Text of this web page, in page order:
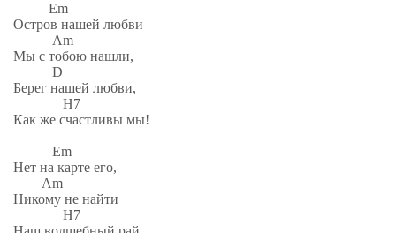
Em
Остров нашей любви
Am
Мы с тобою нашли,
D
Берег нашей любви,
H7
Как же счастливы мы!
Em
Нет на карте его,
Am
Никому не найти
H7